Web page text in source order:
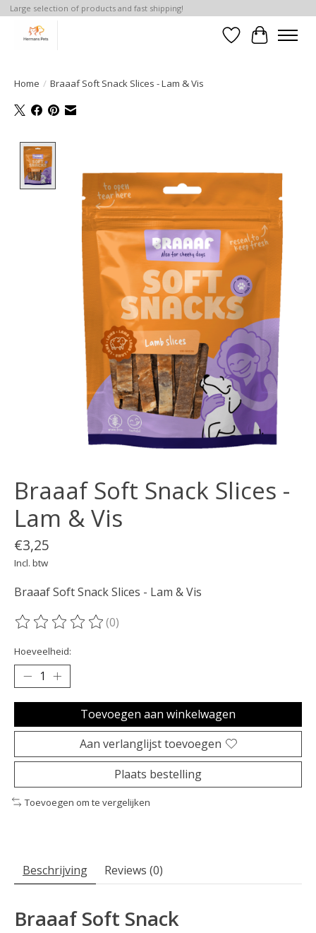
Large selection of products and fast shipping!
Verlanglijst
Home / Braaaf Soft Snack Slices - Lam & Vis
Braaaf Soft Snack Slices -
Lam & Vis
€3,25
Incl. btw
Braaaf Soft Snack Slices - Lam & Vis
De beoordeling van dit product is
(0)
Hoeveelheid:
Toevoegen aan winkelwagen
Aan verlanglijst toevoegen
Plaats bestelling
Toevoegen om te vergelijken
Beschrijving Reviews (0)
Braaaf Soft Snack